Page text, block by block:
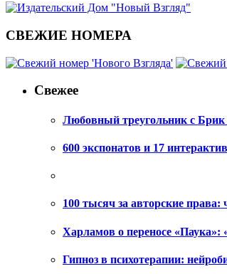
СВЕЖИЕ НОМЕРА
Свежее
Любовный треугольник с
600 экспонатов и 17
100 тысяч за авторские права:
Харламов о переносе
Гипноз в психотерапии: